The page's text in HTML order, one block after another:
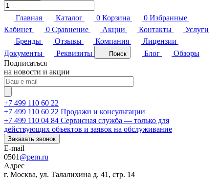
Главная Каталог 0 Корзина 0 Избранные
Кабинет
0 Сравнение Акции Контакты
Услуги
Бренды
Отзывы Компания
Лицензии
Документы
Реквизиты Поиск Блог
Обзоры
Подписаться
на новости и акции
+7 499 110 60 22
+7 499 110 60 22 Продажи и консультации
+7 499 110 04 84 Сервисная служба — только для
действующих объектов и заявок на обслуживание
Заказать звонок
E-mail
0501 @pem.ru
Адрес
г. Москва, ул. Талалихина д. 41, стр. 14